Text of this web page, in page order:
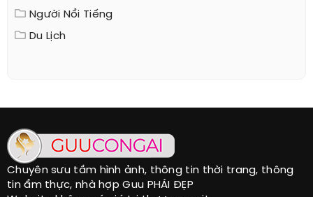
Người Nổi Tiếng
Du Lịch
Chuyên sưu tầm hình ảnh, thông tin thời trang, thông
tin ẩm thực, nhà hợp Guu PHÁI ĐẸP